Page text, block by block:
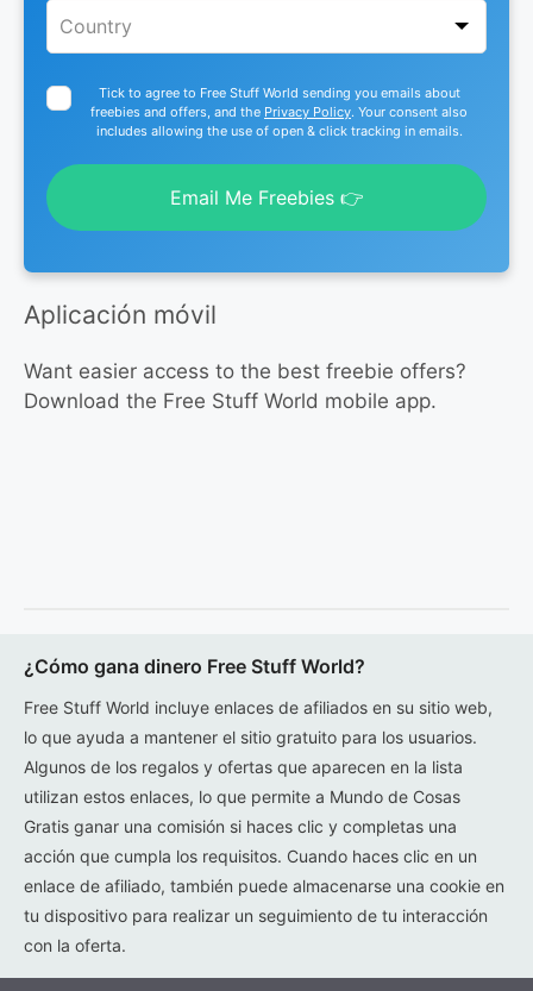
Tick to agree to Free Stuff World sending you emails about
freebies and offers, and the Privacy Policy. Your consent also
includes allowing the use of open & click tracking in emails.
Email Me Freebies 👉
Aplicación móvil
Want easier access to the best freebie offers?
Download the Free Stuff World mobile app.
¿Cómo gana dinero Free Stuff World?
Free Stuff World incluye enlaces de afiliados en su sitio web,
lo que ayuda a mantener el sitio gratuito para los usuarios.
Algunos de los regalos y ofertas que aparecen en la lista
utilizan estos enlaces, lo que permite a Mundo de Cosas
Gratis ganar una comisión si haces clic y completas una
acción que cumpla los requisitos. Cuando haces clic en un
enlace de afiliado, también puede almacenarse una cookie en
tu dispositivo para realizar un seguimiento de tu interacción
con la oferta.